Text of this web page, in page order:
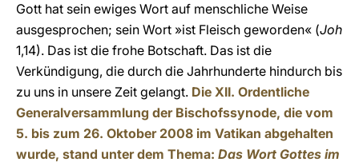
Gott hat sein ewiges Wort auf menschliche Weise
ausgesprochen; sein Wort »ist Fleisch geworden« (Joh
1,14). Das ist die frohe Botschaft. Das ist die
Verkündigung, die durch die Jahrhunderte hindurch bis
zu uns in unsere Zeit gelangt. Die XII. Ordentliche
Generalversammlung der Bischofssynode, die vom
5. bis zum 26. Oktober 2008 im Vatikan abgehalten
wurde, stand unter dem Thema: Das Wort Gottes im